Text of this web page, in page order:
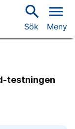
search
Sök
menu
Meny
testningen